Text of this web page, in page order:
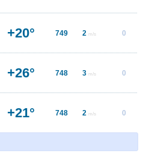
+20° 749 2 m/s 0
+26° 748 3 m/s 0
+21° 748 2 m/s 0